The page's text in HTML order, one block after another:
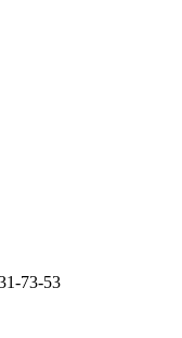
73-53